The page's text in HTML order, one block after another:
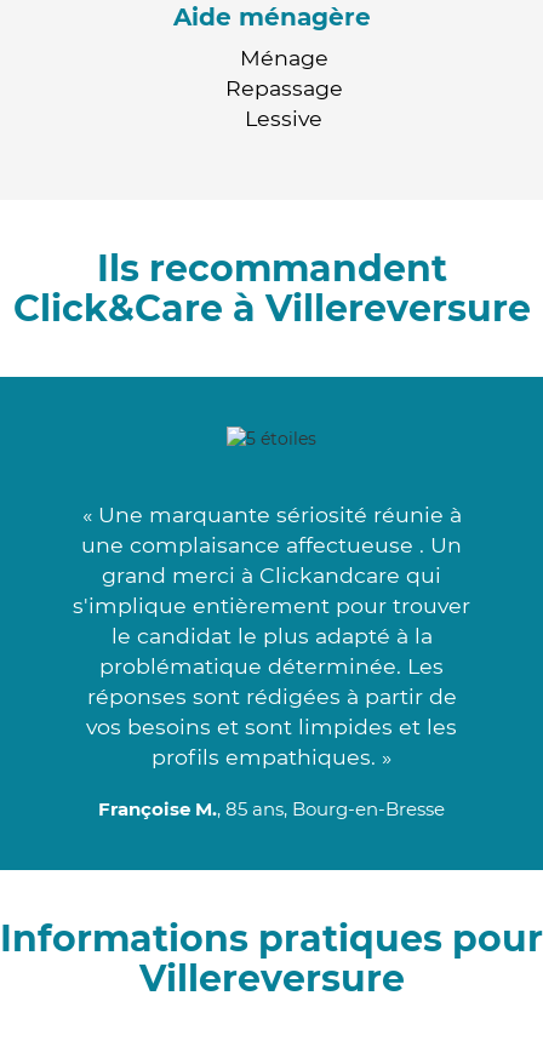
Aide ménagère
Ménage
Repassage
Lessive
Ils recommandent
Click&Care à Villereversure
« Une marquante sériosité réunie à
une complaisance affectueuse . Un
grand merci à Clickandcare qui
s'implique entièrement pour trouver
le candidat le plus adapté à la
problématique déterminée. Les
réponses sont rédigées à partir de
vos besoins et sont limpides et les
profils empathiques. »
Françoise M., 85 ans, Bourg-en-Bresse
Informations pratiques pour
Villereversure